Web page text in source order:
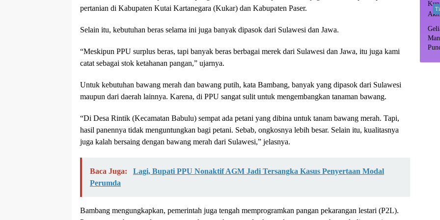
pertanian di Kabupaten Kutai Kartanegara (Kukar) dan Kabupaten Paser.
Selain itu, kebutuhan beras selama ini juga banyak dipasok dari Sulawesi dan Jawa.
“Meskipun PPU surplus beras, tapi banyak beras berbagai merek dari Sulawesi dan Jawa, itu juga kami
catat sebagai stok ketahanan pangan,” ujarnya.
Untuk kebutuhan bawang merah dan bawang putih, kata Bambang, banyak yang dipasok dari Sulawesi
maupun dari daerah lainnya. Karena, di PPU sangat sulit untuk mengembangkan tanaman bawang.
“Di Desa Rintik (Kecamatan Babulu) sempat ada petani yang dibina untuk tanam bawang merah. Tapi,
hasil panennya tidak menguntungkan bagi petani. Sebab, ongkosnya lebih besar. Selain itu, kualitasnya
juga kalah bersaing dengan bawang merah dari Sulawesi,” jelasnya.
Baca Juga:
Lagi, Bupati PPU Nonaktif AGM Jadi Tersangka Kasus Penyertaan Modal
Perumda
Bambang mengungkapkan, pemerintah juga tengah memprogramkan pangan pekarangan lestari (P2L).